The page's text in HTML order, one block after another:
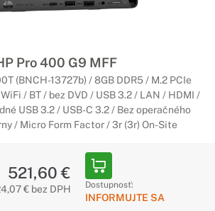
Pro 400 G9 MFF
(BNCH-13727b) / 8GB DDR5 / M.2 PCIe
/ BT / bez DVD / USB 3.2 / LAN / HDMI /
USB 3.2 / USB-C 3.2 / Bez operačného
/ Micro Form Factor / 3r (3r) On-Site
521,60 €
€ bez DPH Dostupnosť:
INFORMUJTE SA